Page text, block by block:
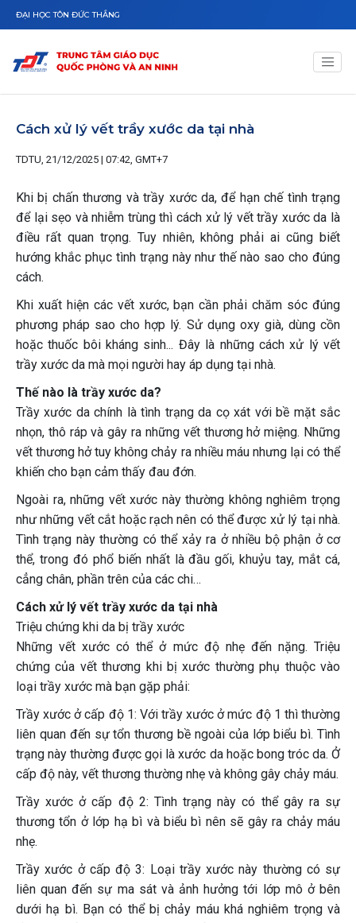
Nhảy đến nội dung
ĐẠI HỌC TÔN ĐỨC THẮNG
Cách xử lý vết trầy xước da tại nhà
TDTU, 21/12/2025 | 07:42, GMT+7
Khi bị chấn thương và trầy xước da, để hạn chế tình trạng
để lại sẹo và nhiễm trùng thì cách xử lý vết trầy xước da là
điều rất quan trọng. Tuy nhiên, không phải ai cũng biết
hướng khắc phục tình trạng này như thế nào sao cho đúng
cách.
Khi xuất hiện các vết xước, bạn cần phải chăm sóc đúng
phương pháp sao cho hợp lý. Sử dụng oxy già, dùng cồn
hoặc thuốc bôi kháng sinh... Đây là những cách xử lý vết
trầy xước da mà mọi người hay áp dụng tại nhà.
Thế nào là trầy xước da?
Trầy xước da chính là tình trạng da cọ xát với bề mặt sắc
nhọn, thô ráp và gây ra những vết thương hở miệng. Những
vết thương hở tuy không chảy ra nhiều máu nhưng lại có thể
khiến cho bạn cảm thấy đau đớn.
Ngoài ra, những vết xước này thường không nghiêm trọng
như những vết cắt hoặc rạch nên có thể được xử lý tại nhà.
Tình trạng này thường có thể xảy ra ở nhiều bộ phận ở cơ
thể, trong đó phổ biến nhất là đầu gối, khuỷu tay, mắt cá,
cẳng chân, phần trên của các chi…
Cách xử lý vết trầy xước da tại nhà
Triệu chứng khi da bị trầy xước
Những vết xước có thể ở mức độ nhẹ đến nặng. Triệu
chứng của vết thương khi bị xước thường phụ thuộc vào
loại trầy xước mà bạn gặp phải:
Trầy xước ở cấp độ 1: Với trầy xước ở mức độ 1 thì thường
liên quan đến sự tổn thương bề ngoài của lớp biểu bì. Tình
trạng này thường được gọi là xước da hoặc bong tróc da. Ở
cấp độ này, vết thương thường nhẹ và không gây chảy máu.
Trầy xước ở cấp độ 2: Tình trạng này có thể gây ra sự
thương tổn ở lớp hạ bì và biểu bì nên sẽ gây ra chảy máu
nhẹ.
Trầy xước ở cấp độ 3: Loại trầy xước này thường có sự
liên quan đến sự ma sát và ảnh hưởng tới lớp mô ở bên
dưới hạ bì. Bạn có thể bị chảy máu khá nghiêm trọng và